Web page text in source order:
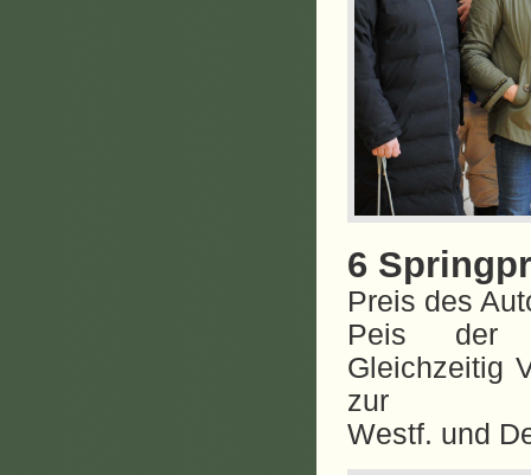
6
Preis des
Peis der
Gleichzeitig
zur
Westf. und